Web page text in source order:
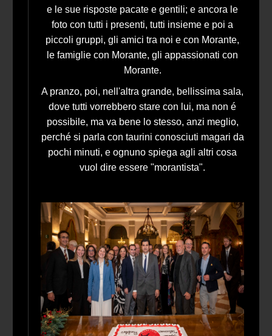
e le sue risposte pacate e gentili; e ancora le
foto con tutti i presenti, tutti insieme e poi a
piccoli gruppi, gli amici tra noi e con Morante,
le famiglie con Morante, gli appassionati con
Morante.
A pranzo, poi, nell'altra grande, bellissima sala,
dove tutti vorrebbero stare con lui, ma non é
possibile, ma va bene lo stesso, anzi meglio,
perché si parla con taurini conosciuti magari da
pochi minuti, e ognuno spiega agli altri cosa
vuol dire essere "morantista".